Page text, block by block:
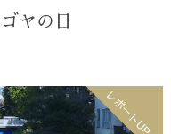
ヤの日
レポートUP